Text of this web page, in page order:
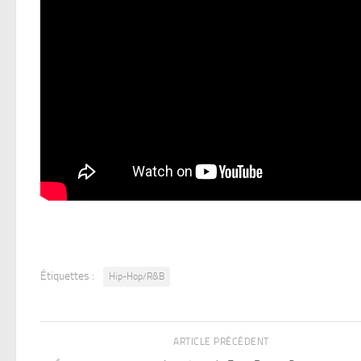
Étiquettes : Hip-Hop/R&B
ARTICLE PRÉCÉDENT